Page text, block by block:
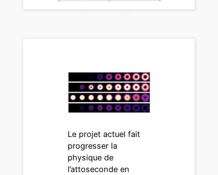
Le projet actuel fait
progresser la
physique de
l’attoseconde en